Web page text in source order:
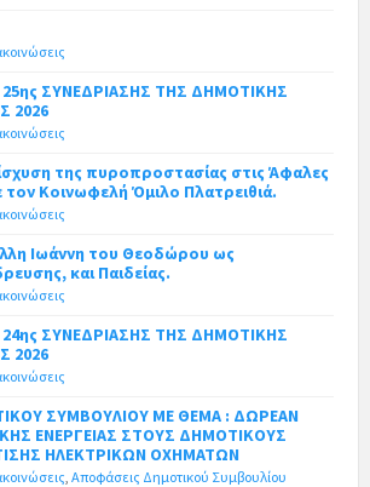
ΣΥΝΕΔΡΙΑΣΗΣ ΤΗΣ ΔΗΜΟΤΙΚΗΣ
2026
της πυροπροστασίας στις Άφαλες
τον Κοινωφελή Όμιλο Πλατρειθιά.
Ιωάννη του Θεοδώρου ως
και Παιδείας.
ΣΥΝΕΔΡΙΑΣΗΣ ΤΗΣ ΔΗΜΟΤΙΚΗΣ
2026
ΣΥΜΒΟΥΛΙΟΥ ΜΕ ΘΕΜΑ : ΔΩΡΕΑΝ
ΕΝΕΡΓΕΙΑΣ ΣΤΟΥΣ ΔΗΜΟΤΙΚΟΥΣ
ΗΛΕΚΤΡΙΚΩΝ ΟΧΗΜΑΤΩΝ
Αποφάσεις Δημοτικού Συμβουλίου